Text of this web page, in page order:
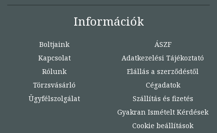
Információk
Boltjaink
Kapcsolat
Rólunk
Törzsvásárló
Ügyfélszolgálat
ÁSZF
Adatkezelési Tájékoztató
Elállás a szerződéstől
Cégadatok
Szállítás és fizetés
Gyakran Ismételt Kérdések
Cookie beállítások